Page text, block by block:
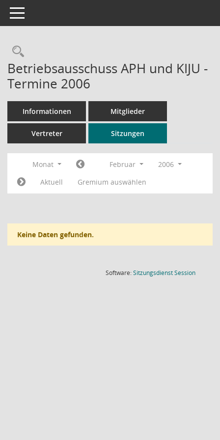
Toggle navigation
Rechercheauswahl
Betriebsausschuss APH und KIJU -
Termine 2006
Informationen Mitglieder
Vertreter Sitzungen
Monat Februar
2006
Aktuell
Gremium auswählen
Keine Daten gefunden.
Software:SitzungsdienstSession(Wird in